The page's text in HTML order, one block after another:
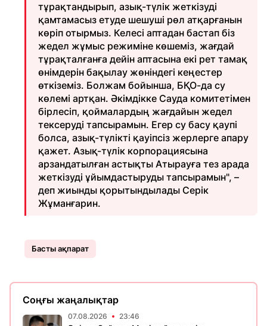
тұрақтандырып, азық-түлік жеткізуді
қамтамасыз етуде шешуші рөл атқарғанын
көріп отырмыз. Келесі аптадан бастап біз
жедел жұмыс режиміне көшеміз, жағдай
тұрақталғанға дейін аптасына екі рет тамақ
өнімдерін бақылау жөніндегі кеңестер
өткіземіз. Болжам бойынша, БҚО-да су
көлемі артқан. Әкімдікке Сауда комитетімен
бірлесіп, қоймалардың жағдайын жедел
тексеруді тапсырамын. Егер су басу қаупі
болса, азық-түлікті қауіпсіз жерлерге апару
қажет. Азық-түлік корпорациясына
арзандатылған астықты Атырауға тез арада
жеткізуді ұйымдастыруды тапсырамын", –
деп жиынды қорытындылады Серік
Жұманғарин.
Басты ақпарат
Соңғы жаңалықтар
07.08.2026 23:46